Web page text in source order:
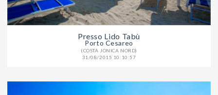
Presso Lido Tabù
Porto Cesareo
(COSTA JONICA NORD)
31/08/2015 10:10:57